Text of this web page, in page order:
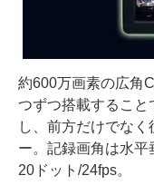
約600万画素の広角
つずつ搭載すること
し、前方だけでな
ー。記録画角は水
20ドット/24fps。